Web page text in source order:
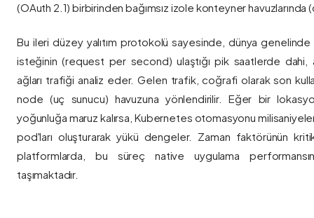
(OAuth 2.1) birbirinden bağımsız izole konteyner havuzlarında
Bu ileri düzey yalıtım protokolü sayesinde, dünya genelinde
isteğinin (request per second) ulaştığı pik saatlerde dahi,
ağları trafiği analiz eder. Gelen trafik, coğrafi olarak son
node (uç sunucu) havuzuna yönlendirilir. Eğer bir
yoğunluğa maruz kalırsa, Kubernetes otomasyonu
pod'ları oluşturarak yükü dengeler. Zaman faktörünün
platformlarda, bu süreç native uygulama
taşımaktadır.